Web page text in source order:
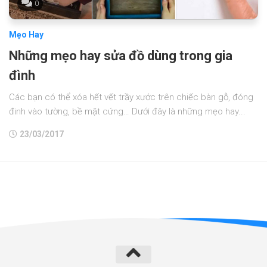
0
Mẹo Hay
Những mẹo hay sửa đồ dùng trong gia
đình
Các bạn có thể xóa hết vết trầy xước trên chiếc bàn gỗ, đóng
đinh vào tường, bề mặt cứng… Dưới đây là những mẹo hay...
23/03/2017